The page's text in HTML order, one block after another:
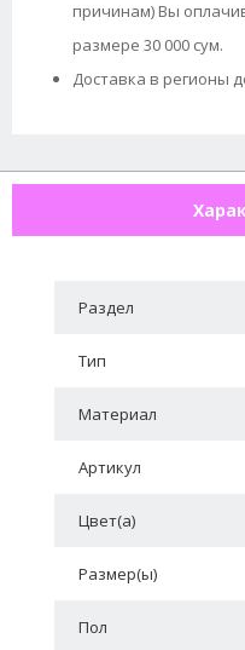
причинам) Вы
размере 30 000 сум.
Доставка в регионы
Раздел
Тип
Материал
Артикул
Цвет(а)
Размер(ы)
Пол